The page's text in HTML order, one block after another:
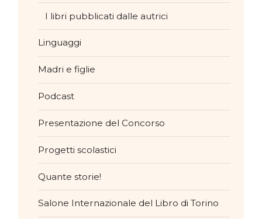
I libri pubblicati dalle autrici
Linguaggi
Madri e figlie
Podcast
Presentazione del Concorso
Progetti scolastici
Quante storie!
Salone Internazionale del Libro di Torino